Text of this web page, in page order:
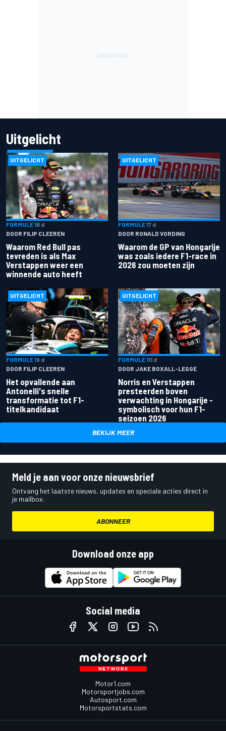
Uitgelicht
UITGELICHT
FORMULE 16 d
DOOR FILIP CLEEREN
Waarom Red Bull pas
tevreden is als Max
Verstappen weer een
winnende auto heeft
UITGELICHT
FORMULE 17 d
DOOR RONALD VORDING
Waarom de GP van Hongarije
was zoals iedere F1-race in
2026 zou moeten zijn
UITGELICHT
FORMULE 19 d
DOOR FILIP CLEEREN
Het opvallende aan
Antonelli's snelle
transformatie tot F1-
titelkandidaat
UITGELICHT
FORMULE 111 d
DOOR JAKE BOXALL-LEGGE
Norris en Verstappen
presteerden boven
verwachting in Hongarije -
symbolisch voor hun F1-
seizoen 2026
BEKIJK MEER
Meld je aan voor onze nieuwsbrief
Ontvang het laatste nieuws, updates en speciale acties direct in
je mailbox.
ABONNEER
Download onze app
Social media
Motor1.com
Motorsportjobs.com
Autosport.com
Motorsportstats.com